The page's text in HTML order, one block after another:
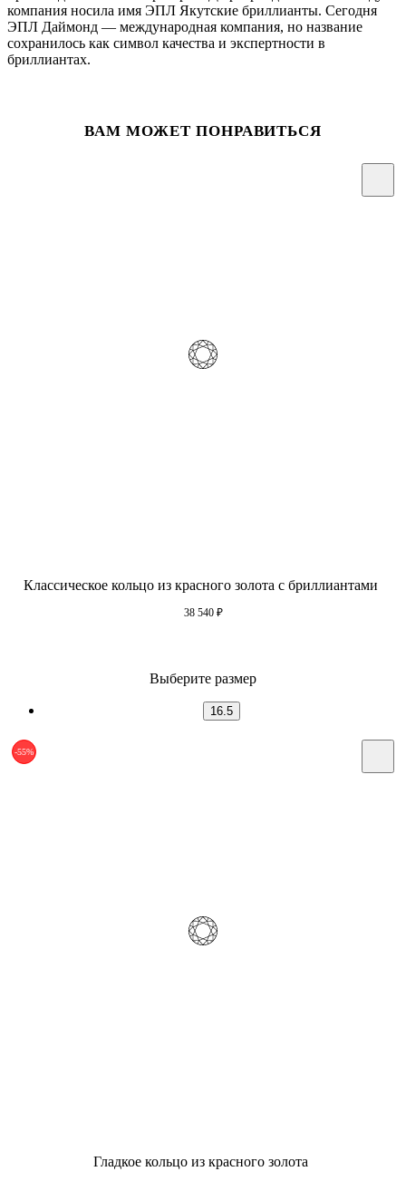
компания носила имя ЭПЛ Якутские бриллианты. Сегодня
ЭПЛ Даймонд — международная компания, но название
сохранилось как символ качества и экспертности в
бриллиантах.
ВАМ МОЖЕТ ПОНРАВИТЬСЯ
Классическое кольцо из красного золота с бриллиантами
38 540 ₽
Выберите размер
16.5
-55%
Гладкое кольцо из красного золота